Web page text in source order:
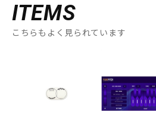
ITEMS
こちらもよく見られています